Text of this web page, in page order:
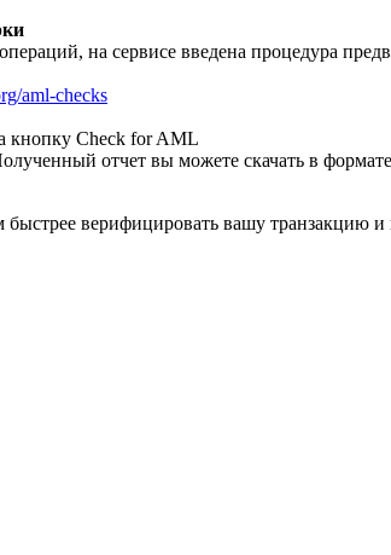
на сервисе введена процедура
aml-checks
кнопку Check for AML
отчет вы можете скачать в
быстрее верифицировать вашу транзакцию